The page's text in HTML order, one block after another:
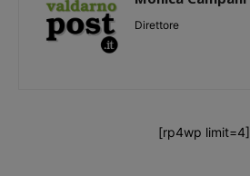
Direttore
[rp4wp limit=4]